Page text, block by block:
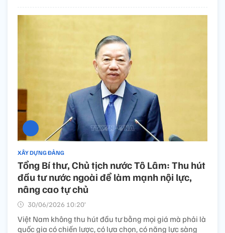
XÂY DỰNG ĐẢNG
Tổng Bí thư, Chủ tịch nước Tô Lâm: Thu hút
đầu tư nước ngoài để làm mạnh nội lực,
nâng cao tự chủ
30/06/2026 10:20’
Việt Nam không thu hút đầu tư bằng mọi giá mà phải là
quốc gia có chiến lược, có lựa chọn, có năng lực sàng